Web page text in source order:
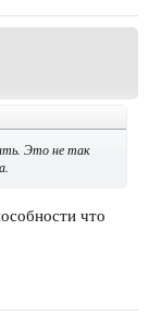
Это не так
что